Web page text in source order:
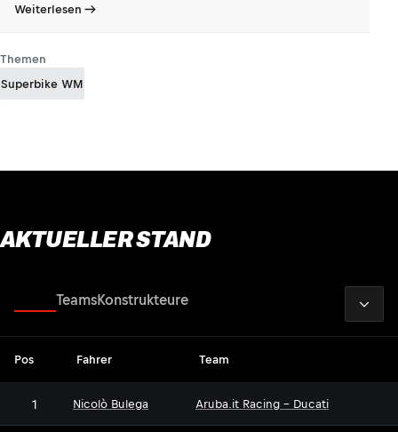
Weiterlesen
Themen
Superbike WM
AKTUELLER STAND
TeamsKonstrukteure
Pos Fahrer Team
1 Nicolò Bulega Aruba.it Racing - Ducati